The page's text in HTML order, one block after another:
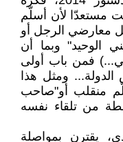
مستعدّا لأن أسلّم
معارضي الرجل أو
الوحيد" وبما أن
فمن باب أولى
ومثل هذا
منقلب أو"صاحب
من تلقاء نفسه
يقترن بمواصلة